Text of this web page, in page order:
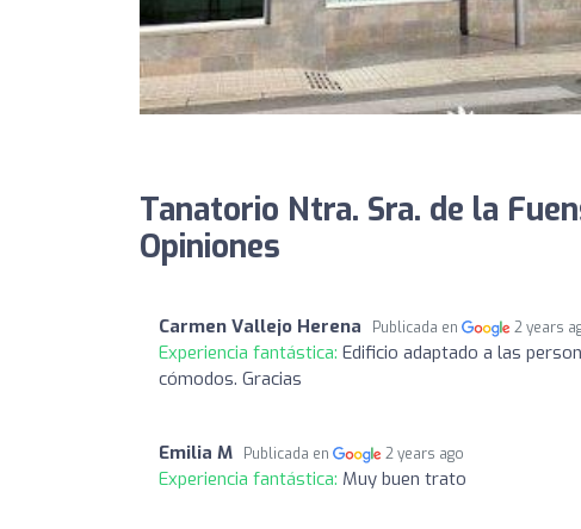
Tanatorio Ntra. Sra. de la
Opiniones
Carmen Vallejo Herena Publicada en 2 years
Experiencia fantástica: Edificio adaptado a las
cómodos. Gracias
Emilia M Publicada en 2 years ago
Experiencia fantástica: Muy buen trato